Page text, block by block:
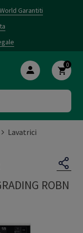
Garantiti
0
Lavatrici
ROBN